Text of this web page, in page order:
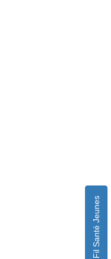
Chat Fil Santé Jeunes